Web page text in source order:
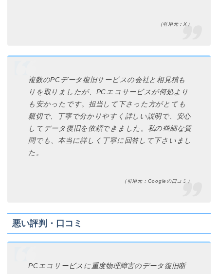
（引用元：X）
複数のPCデータ復旧サービスの会社と相見積も
りを取りましたが、PCエコサービスが何処より
も安かったです。担当して下さった方がとても
親切で、丁寧で分かりやすく詳しい説明で、安心
してデータ復旧を依頼できました。私の些細な質
問でも、本当に詳しく丁寧に回答して下さいまし
た。
（引用元：Googleの口コミ）
悪い評判・口コミ
PCエコサービスに重度物理障害のデータ復旧断